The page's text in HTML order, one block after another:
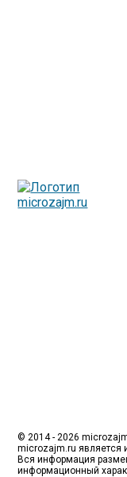
© 2014 - 2026
microzajm.ru
Вся информация
информационный